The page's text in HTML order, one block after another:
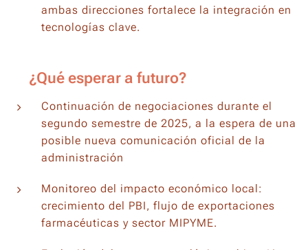
ambas direcciones fortalece la integración en
tecnologías clave.
🔮 ¿Qué esperar a futuro?
Continuación de negociaciones durante el
segundo semestre de 2025, a la espera de una
posible nueva comunicación oficial de la
administración
Monitoreo del impacto económico local:
crecimiento del PBI, flujo de exportaciones
farmacéuticas y sector MIPYME.